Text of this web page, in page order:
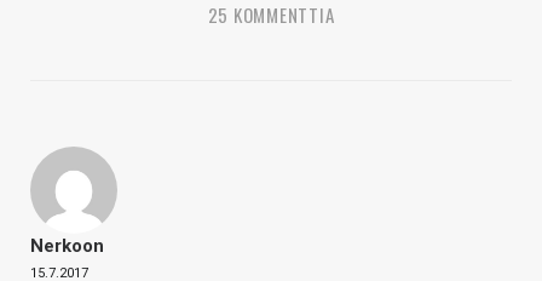
25 KOMMENTTIA
Nerkoon
15.7.2017